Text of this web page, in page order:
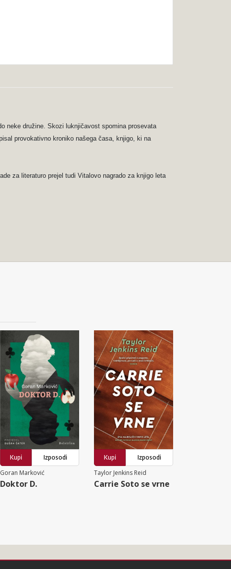
neke družine. Skozi luknjičavost spomina prosevata
provokativno kroniko našega časa, knjigo, ki na
za literaturo prejel tudi Vitalovo nagrado za knjigo leta
Kupi
Izposodi
Goran Marković
Doktor D.
Kupi
Izposodi
Taylor Jenkins Reid
Carrie Soto se vrne